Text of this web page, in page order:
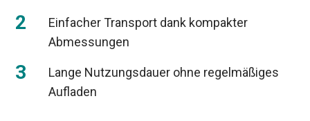
Einfacher Transport dank kompakter
Abmessungen
Lange Nutzungsdauer ohne regelmäßiges
Aufladen